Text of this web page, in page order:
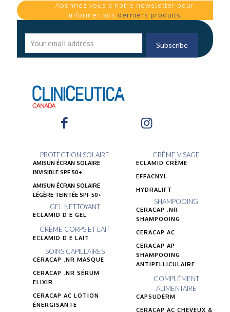
Abonnez-vous à notre newsletter pour
informer nos derniers produits
PROTECTION SOLAIRE
AMISUN ÉCRAN SOLAIRE
INVISIBLE SPF 50+
AMISUN ÉCRAN SOLAIRE
LÉGÈRE TEINTÉE SPF 50+
GEL NETTOYANT
ECLAMID D.E GEL
CRÈME CORPS ET LAIT
ECLAMID D.E LAIT
SOINS CAPILLAIRES
CERACAP .NR MASQUE
CERACAP .NR SÉRUM
ELIXIR
CERACAP AC LOTION
ÉNERGISANTE
CRÈME VISAGE
ECLAMID CRÈME
EFFACNYL
HYDRALIFT
SHAMPOOING
CERACAP .NR
SHAMPOOING
CERACAP AC
CERACAP AP
SHAMPOOING
ANTIPELLICULAIRE
COMPLÉMENT
ALIMENTAIRE
CAPSUDERM
CERACAP AC CHEVEUX &